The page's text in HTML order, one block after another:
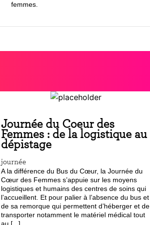
femmes.
Journée du Coeur des
Femmes : de la logistique au
dépistage
journée
A la différence du Bus du Cœur, la Journée du
Cœur des Femmes s’appuie sur les moyens
logistiques et humains des centres de soins qui
l’accueillent. Et pour palier à l’absence du bus et
de sa remorque qui permettent d’héberger et de
transporter notamment le matériel médical tout